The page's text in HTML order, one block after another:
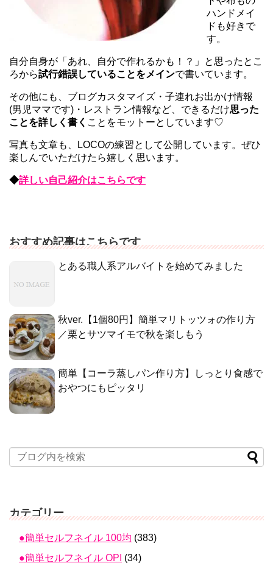
ハンドメイ
ドも好きで
す。
自分自身が「あれ、自分で作れるかも！？」と思ったとこ
ろから試行錯誤していることをメインで書いています。
その他にも、ブログカスタマイズ・子連れお出かけ情報
(男児ママです)・レストラン情報など、できるだけ思った
ことを詳しく書く ことをモットーとしています♡
写真も文章も、LOCOの練習として公開しています。ぜひ
楽しんでいただけたら嬉しく思います。
◆詳しい自己紹介はこちらです
おすすめ記事はこちらです
とある職人系アルバイトを始めてみました
秋ver.【1個80円】簡単マリトッツォの作り方
／栗とサツマイモで秋を楽しもう
簡単【コーラ蒸しパン作り方】しっとり食感で
おやつにもピッタリ
カテゴリー
●簡単セルフネイル 100均 (383)
●簡単セルフネイル OPI (34)